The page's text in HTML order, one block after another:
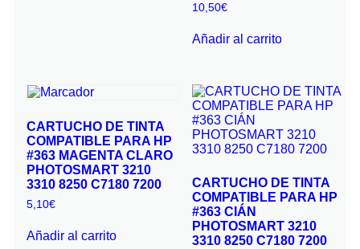
10,50€
Añadir al carrito
CARTUCHO DE TINTA
COMPATIBLE PARA HP
#363 MAGENTA CLARO
PHOTOSMART 3210
3310 8250 C7180 7200
5,10€
Añadir al carrito
CARTUCHO DE TINTA
COMPATIBLE PARA HP
#363 CIÁN
PHOTOSMART 3210
3310 8250 C7180 7200